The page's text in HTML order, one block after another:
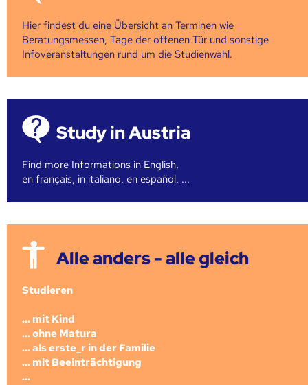
Hier findest du eine Übersicht an Terminen wie
Beratungsmessen, Tage der offenen Tür und sonstige
Infoveranstaltungen rund um die Studienwahl.
Study in Austria
Find more Informations in English,
en français, in italiano, en español, ...
Alle anders - alle gleich
Studieren
... mit Kind
... ohne Matura
... als erste_r in der Familie
... mit Beeinträchtigung
...